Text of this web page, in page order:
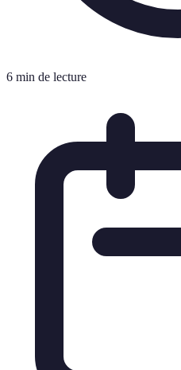
6 min de lecture